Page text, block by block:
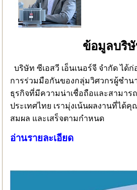
ข้อมูลบริ
บริษัท ซีเอสวี เอ็นเนอร์จี จำกัด ได้
การร่วมมือกันของกลุ่มวิศวกรผู้ชำน
ธุรกิจที่มีความน่าเชื่อถือและสามาร
ประเทศไทย เรามุ่งเน้นผลงานที่ได้
สมผล และเสร็จตามกำหนด
อ่านรายละเอียด